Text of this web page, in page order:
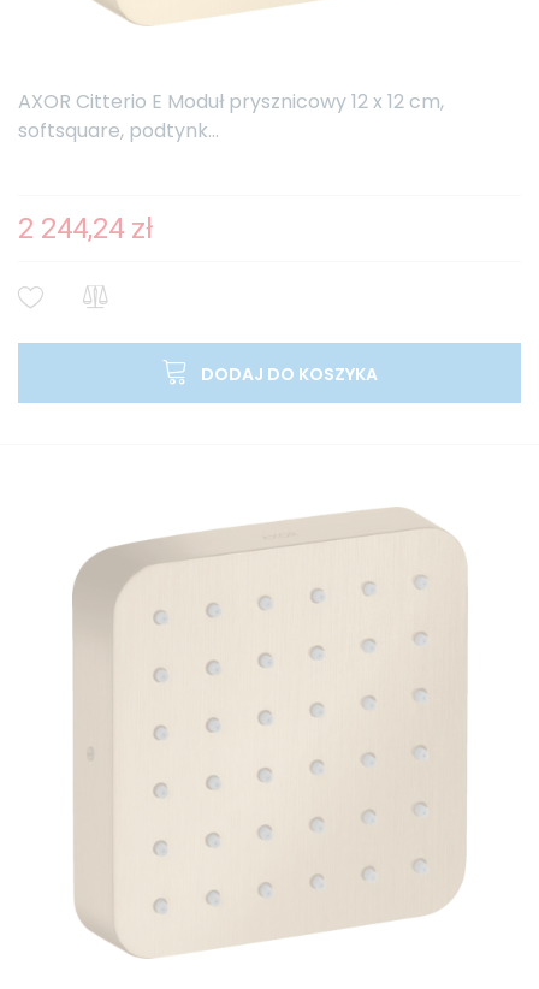
AXOR Citterio E Moduł prysznicowy 12 x 12 cm,
softsquare, podtynk...
2 244,24 zł
DODAJ DO KOSZYKA